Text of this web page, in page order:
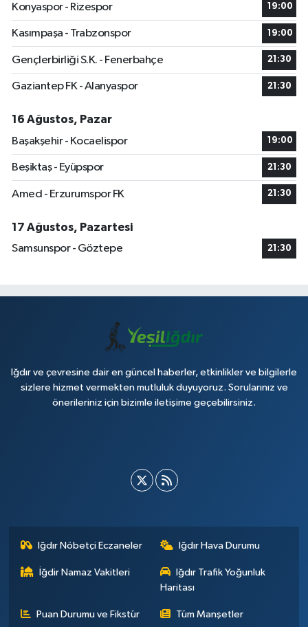
Konyaspor - Rizespor
19:00
Kasımpaşa - Trabzonspor 19:00
Gençlerbirliği S.K. - Fenerbahçe 21:30
Gaziantep FK - Alanyaspor 21:30
16 Ağustos, Pazar
Başakşehir - Kocaelispor
19:00
Beşiktaş - Eyüpspor 21:30
Amed - Erzurumspor FK 21:30
17 Ağustos, Pazartesi
Samsunspor - Göztepe
21:30
Iğdır ve çevresine dair en güncel haberler, etkinlikler ve bilgilerle
sizlere hizmet vermekten mutluluk duyuyoruz. Sorularınız ve
önerileriniz için bizimle iletişime geçebilirsiniz.
Iğdır Nöbetçi Eczaneler Iğdır Hava Durumu
İğdir Namaz Vakitleri
Iğdır Trafik Yoğunluk
Haritası
Puan Durumu ve Fikstür Tüm Manşetler